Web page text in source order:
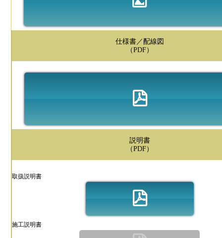
仕様書／配線図
（PDF）
説明書
（PDF）
取扱説明書
施工説明書